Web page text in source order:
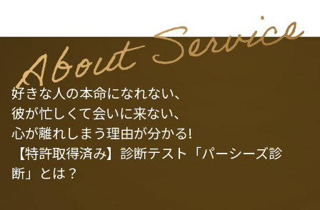
好きな人の本命になれない、
彼が忙しくて会いに来ない、
心が離れしまう理由が分かる!
【特許取得済み】診断テスト「パーシーズ診
断」とは？